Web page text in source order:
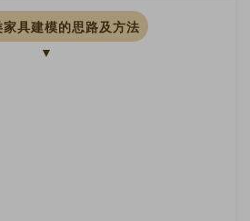
家具建模的思路及方法
▼